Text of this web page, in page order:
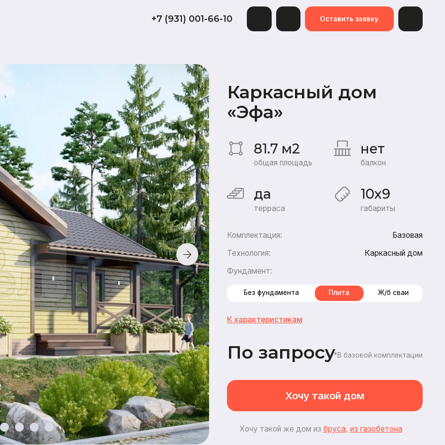
+7 (931) 001-66-10
Каркасный дом
«Эфа»
81.7 м2
общая площадь балкон
да
терраса
Технология:
Фундамент:
Комплектация:
К характеристикам
По запросу*В базовой комплектации
Хочу такой же дом из бруса, из газобетона
Без фундамента
Хочу такой дом